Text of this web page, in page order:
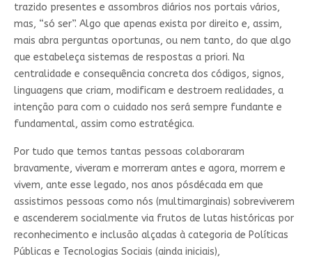
trazido presentes e assombros diários nos portais vários,
mas, “só ser”. Algo que apenas exista por direito e, assim,
mais abra perguntas oportunas, ou nem tanto, do que algo
que estabeleça sistemas de respostas a priori. Na
centralidade e consequência concreta dos códigos, signos,
linguagens que criam, modificam e destroem realidades, a
intenção para com o cuidado nos será sempre fundante e
fundamental, assim como estratégica.
Por tudo que temos tantas pessoas colaboraram
bravamente, viveram e morreram antes e agora, morrem e
vivem, ante esse legado, nos anos pós­década em que
assistimos pessoas como nós (multi­marginais) sobreviverem
e ascenderem socialmente via frutos de lutas históricas por
reconhecimento e inclusão alçadas à categoria de Políticas
Públicas e Tecnologias Sociais (ainda iniciais),